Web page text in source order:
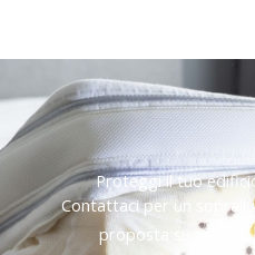
Proteggi il tuo
Contattaci per un
proposta su misura,